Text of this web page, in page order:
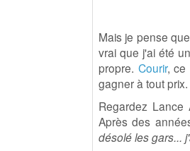
Mais je pense
vrai que j'ai été
propre. Courir, ce
gagner à tout prix.
Regardez
Après des
désolé les gars...